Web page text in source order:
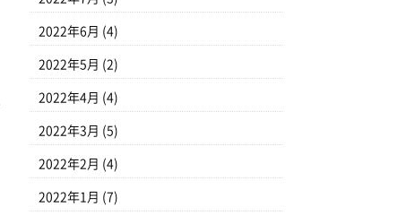
2022年6月 (4)
2022年5月 (2)
2022年4月 (4)
2022年3月 (5)
2022年2月 (4)
2022年1月 (7)